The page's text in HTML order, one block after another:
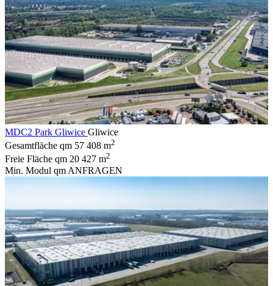
MDC2 Park Gliwice Gliwice
Gesamtfläche qm 57 408 m2
Freie Fläche qm 20 427 m2
Min. Modul qm ANFRAGEN